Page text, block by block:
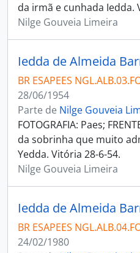
da irmã e cunhada Iedda.
Nilge Gouveia Limeira
Iedda de Almeida
BR ESAPEES
28/06/1954
Parte de Nilge Gouveia
FOTOGRAFIA: Paes;
da sobrinha que muito
Yedda. Vitória 28-6-54.
Nilge Gouveia Limeira
Iedda de Almeida
BR ESAPEES
24/02/1980